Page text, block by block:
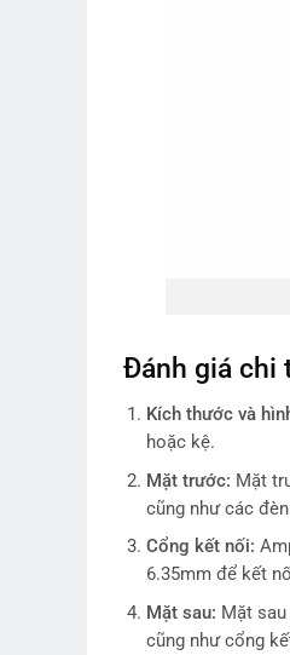
Đánh giá chi
Kích thước và
hoặc kệ.
Mặt trước: Mặt
cũng như các
Cổng kết nối:
6.35mm để kết
Mặt sau: Mặt
cũng như cổng